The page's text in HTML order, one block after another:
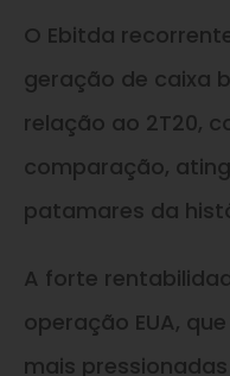
O Ebitda
geração de caixa
relação ao 2T20,
comparação,
patamares da
A forte
operação EUA,
mais